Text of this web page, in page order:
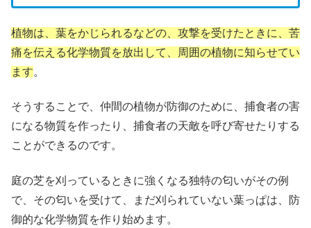
植物は、葉をかじられるなどの、攻撃を受けたときに、苦
痛を伝える化学物質を放出して、周囲の植物に知らせてい
ます。
そうすることで、仲間の植物が防御のために、捕食者の害
になる物質を作ったり、捕食者の天敵を呼び寄せたりする
ことができるのです。
庭の芝を刈っているときに強くなる独特の匂いがその例
で、その匂いを受けて、まだ刈られていない葉っぱは、防
御的な化学物質を作り始めます。